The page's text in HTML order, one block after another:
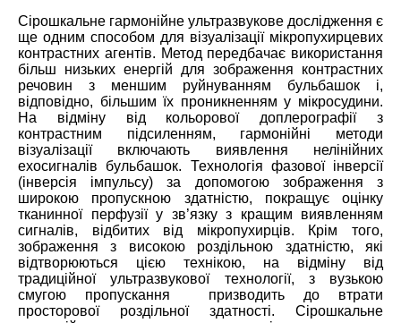
Сірошкальне гармонійне ультразвукове дослідження є
ще одним способом для візуалізації мікропухирцевих
контрастних агентів. Метод передбачає використання
більш низьких енергій для зображення контрастних
речовин з меншим руйнуванням бульбашок і,
відповідно, більшим їх проникненням у мікросудини.
На відміну від кольорової доплерографії з
контрастним підсиленням, гармонійні методи
візуалізації включають виявлення нелінійних
ехосигналів бульбашок. Технологія фазової інверсії
(інверсія імпульсу) за допомогою зображення з
широкою пропускною здатністю, покращує оцінку
тканинної перфузії у зв’язку з кращим виявленням
сигналів, відбитих від мікропухирців. Крім того,
зображення з високою роздільною здатністю, які
відтворюються цією технікою, на відміну від
традиційної ультразвукової технології, з вузькою
смугою пропускання призводить до втрати
просторової роздільної здатності. Сірошкальне